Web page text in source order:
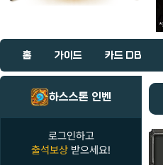
홈 가이드 카드 DB
하스스톤 인벤
로그인하고
출석보상 받으세요!